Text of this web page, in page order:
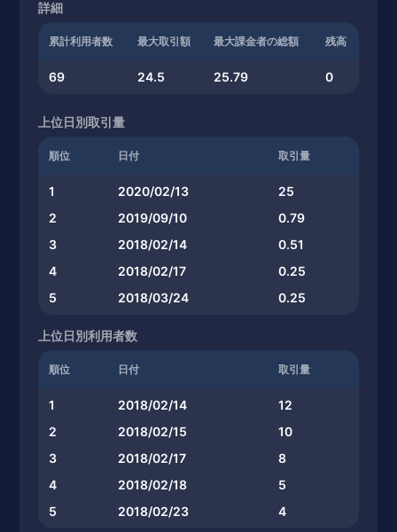
詳細
累計利用者数 最大取引額 最大課金者の総額 残高
69 24.5 25.79 0
上位日別取引量
順位 日付 取引量
1 2020/02/13
25
2
2019/09/10
0.79
3
2018/02/14
0.51
4
2018/02/17
0.25
5
2018/03/24 0.25
上位日別利用者数
順位 日付 取引量
1 2018/02/14
12
2
2018/02/15
10
3
2018/02/17
8
4
2018/02/18
5
5
2018/02/23 4